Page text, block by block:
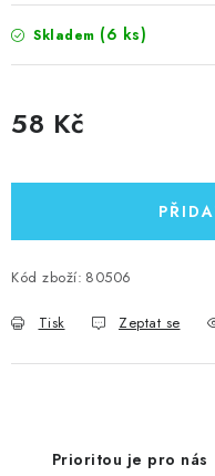
Skladem (6 ks)
58 Kč
Kód zboží: 80506
Tisk Zeptat se
Prioritou je pro nás